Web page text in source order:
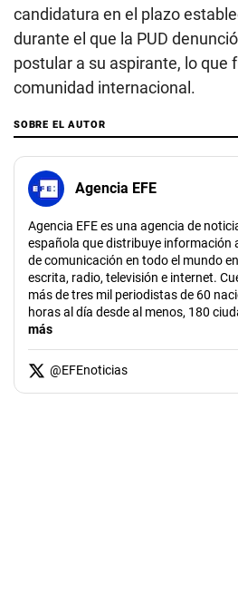
candidatura en el plazo
durante el que la PUD
postular a su aspirante, lo que
comunidad internacional.
SOBRE EL AUTOR
Agencia EFE
Agencia EFE es una agencia de
española que distribuye información
de comunicación en todo el mundo
escrita, radio, televisión e internet.
más de tres mil periodistas de 60
horas al día desde al menos, 180
más
@EFEnoticias